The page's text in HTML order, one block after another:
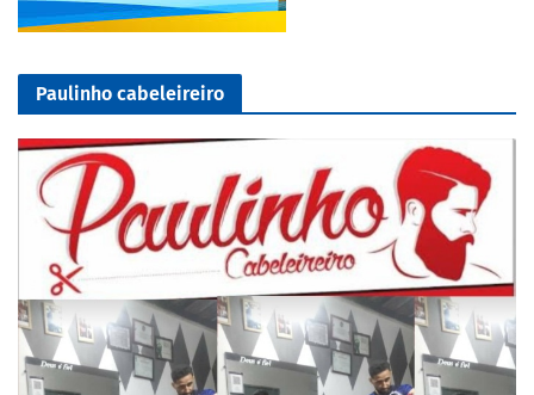
Paulinho cabeleireiro